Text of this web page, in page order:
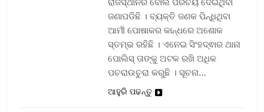
ଜଣାପଡିଛି । ବ୍ୟକ୍ତି ଜଣକ ପିନ୍ଧିଥିବା
ଆର୍ମୀ ପୋଷାକର କାନ୍ଧରେ ଅଶୋକ
ସ୍ତମ୍ଭ ରହିଛି । ଏନେଇ ସିଂହଦ୍ଵାର ଥାନା
ପୋଲିସ୍ ତାଙ୍କୁ ଅଟକ ରଖି ଅଧିକ
ପଚରାଉଚୁରା କରୁଛି । ସୂଚନା…
ଆହୁରି ପଢନ୍ତୁ